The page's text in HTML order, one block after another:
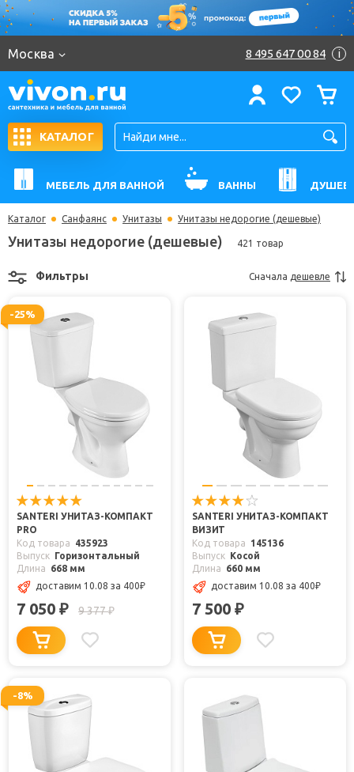
Москва 8 495 647 00 84 i
КАТАЛОГ
МЕБЕЛЬ ДЛЯ ВАННОЙ ВАННЫ
Каталог Санфаянс Унитазы Унитазы недорогие (дешевые)
Унитазы недорогие (дешевые) 421 товар
Фильтры Сначала дешевле
-25%
SANTERI УНИТАЗ-КОМПАКТ
PRO
Код товара
435923
Выпуск Горизонтальный
Длина
668 мм
доставим 10.08 за 400₽
7 050 ₽ 9 377₽
SANTERI УНИТАЗ-КОМПАКТ
ВИЗИТ
Код товара
145136
Выпуск Косой
Длина
660 мм
доставим 10.08 за 400₽
7 500 ₽
-8%